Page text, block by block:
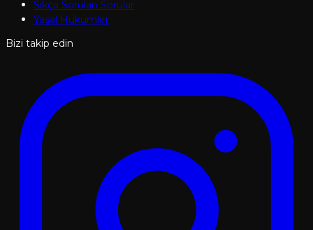
Sıkça Sorulan Sorular
Yasal Hükümler
Bizi takip edin